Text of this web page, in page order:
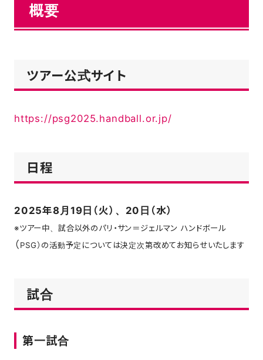
概要
ツアー公式サイト
https://psg2025.handball.or.jp/
日程
2025年8月19日（火）、20日（水）
※ツアー中、試合以外のパリ・サン＝ジェルマン ハンドボール
（PSG）の活動予定については決定次第改めてお知らせいたします
試合
第一試合